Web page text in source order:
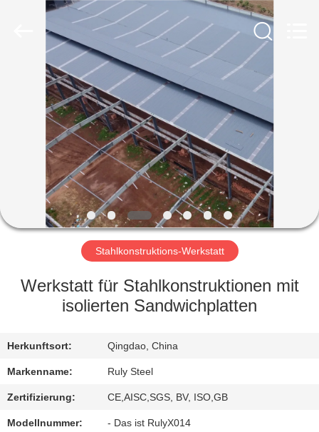
HAUS
PRODUKTE
VIDEOS
VR
SHOW
ÜBER
FABRIK-
AUSFLUG
QUALITÄTSKONTROLLE
Stahlkonstruktions-Werkstatt
Werkstatt für Stahlkonstruktionen mit
isolierten Sandwichplatten
Herkunftsort: Qingdao, China
Markenname: Ruly Steel
Zertifizierung: CE,AISC,SGS, BV, ISO,GB
Modellnummer: - Das ist RulyX014